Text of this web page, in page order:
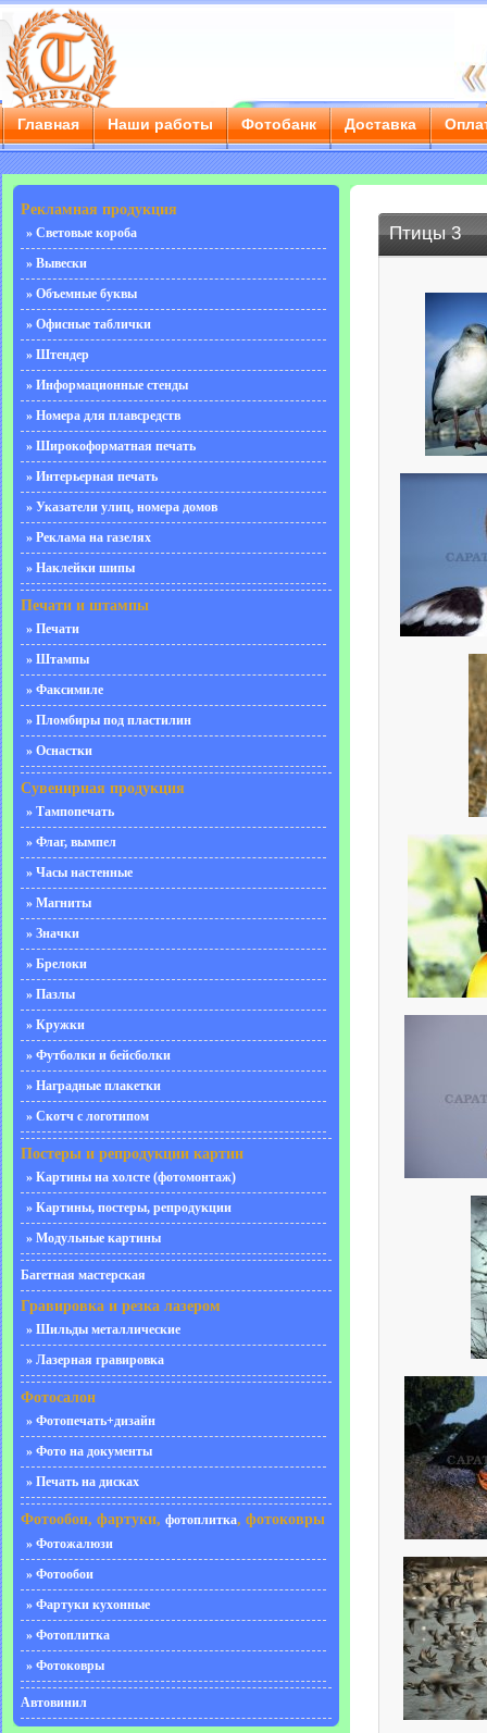
Главная Наши работы Фотобанк Доставка
г. Саратов, ул. Чернышевского, д. 55/3е, тел.: 8 (8452)
Рекламная продукция
» Световые короба
» Вывески
» Объемные буквы
» Офисные таблички
» Штендер
» Информационные стенды
» Номера для плавсредств
» Широкоформатная печать
» Интерьерная печать
» Указатели улиц, номера домов
» Реклама на газелях
» Наклейки шипы
Печати и штампы
» Печати
» Штампы
» Факсимиле
» Пломбиры под пластилин
» Оснастки
Сувенирная продукция
» Тампопечать
» Флаг, вымпел
» Часы настенные
» Магниты
» Значки
» Брелоки
» Пазлы
» Кружки
» Футболки и бейсболки
» Наградные плакетки
» Скотч с логотипом
Постеры и репродукции картин
» Картины на холсте (фотомонтаж)
» Картины, постеры, репродукции
» Модульные картины
Багетная мастерская
Гравировка и резка лазером
» Шильды металлические
» Лазерная гравировка
Фотосалон
» Фотопечать+дизайн
» Фото на документы
» Печать на дисках
Фотообои, фартуки, фотоплитка, фотоковры
» Фотожалюзи
» Фотообои
» Фартуки кухонные
» Фотоплитка
» Фотоковры
Автовинил
Птицы 3